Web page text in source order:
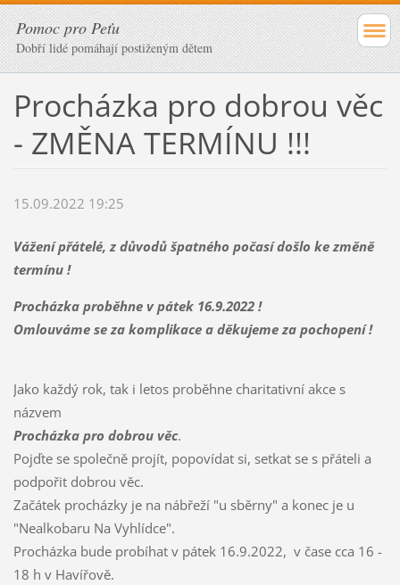
Pomoc pro Peťu
Dobří lidé pomáhají postiženým dětem
Procházka pro dobrou věc
- ZMĚNA TERMÍNU !!!
15.09.2022 19:25
Vážení přátelé, z důvodů špatného počasí došlo ke změně
termínu !
Procházka proběhne v pátek 16.9.2022 !
Omlouváme se za komplikace a děkujeme za pochopení !
Jako každý rok, tak i letos proběhne charitativní akce s
názvem
Procházka pro dobrou věc.
Pojďte se společně projít, popovídat si, setkat se s přáteli a
podpořit dobrou věc.
Začátek procházky je na nábřeží "u sběrny" a konec je u
"Nealkobaru Na Vyhlídce".
Procházka bude probíhat v pátek 16.9.2022, v čase cca 16 -
18 h v Havířově.